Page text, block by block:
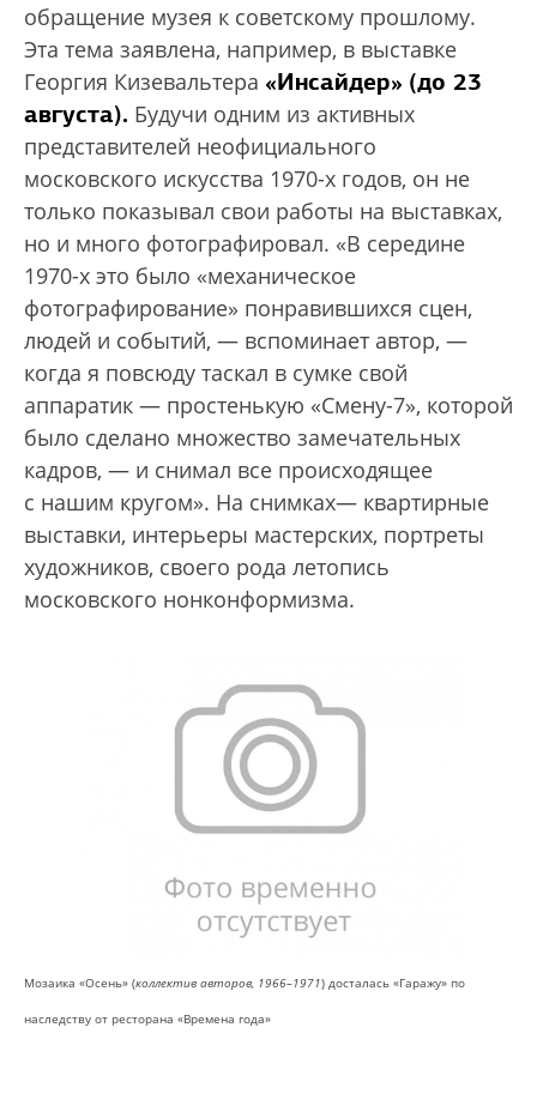
обращение музея к советскому прошлому.
Эта тема заявлена, например, в выставке
Георгия Кизевальтера «Инсайдер» (до 23
августа). Будучи одним из активных
представителей неофициального
московского искусства 1970-х годов, он не
только показывал свои работы на выставках,
но и много фотографировал. «В середине
1970-х это было «механическое
фотографирование» понравившихся сцен,
людей и событий, — вспоминает автор, —
когда я повсюду таскал в сумке свой
аппаратик — простенькую «Смену-7», которой
было сделано множество замечательных
кадров, — и снимал все происходящее
с нашим кругом». На снимках— квартирные
выставки, интерьеры мастерских, портреты
художников, своего рода летопись
московского нонконформизма.
Мозаика «Осень» (коллектив авторов, 1966–1971) досталась «Гаражу» по
наследству от ресторана «Времена года»